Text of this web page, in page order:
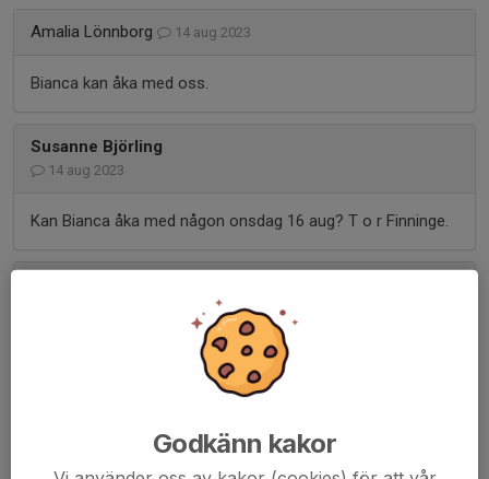
Amalia Lönnborg 14 aug 2023
Bianca kan åka med oss.
Susanne Björling
14 aug 2023
Kan Bianca åka med någon onsdag 16 aug? T o r Finninge.
När det gäller träningarna fr.o.m. vecka 38 i Strängnäs så
har vi önskat 3 dagar (vardagar) i veckan för FA/F16
(helplan). Vi har även önskar 2 tider per vecka för FC/F12
(helplan). Alltså 5 tider totalt för Tjejlaget. Bucken har inte
Godkänn kakor